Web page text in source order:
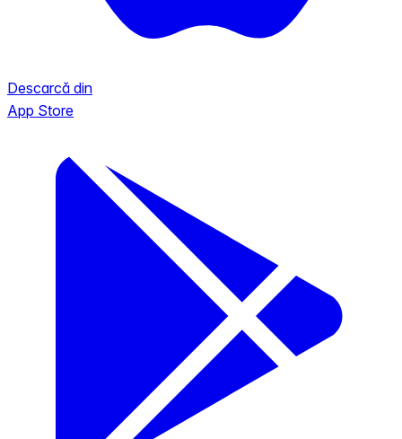
Descarcă din
App Store